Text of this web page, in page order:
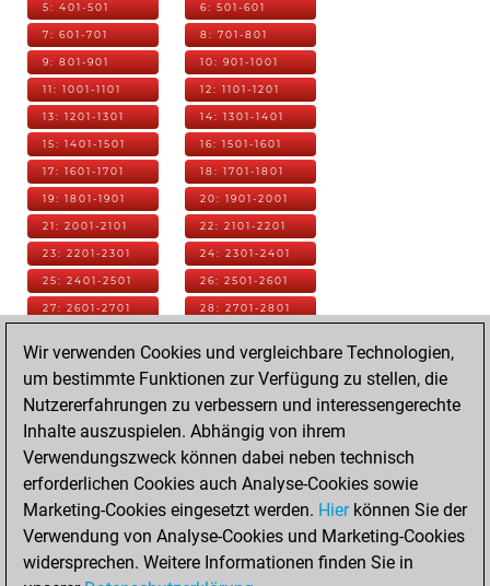
5: 401-501 6: 501-601
7: 601-701 8: 701-801
9: 801-901 10: 901-1001
11: 1001-1101 12: 1101-1201
13: 1201-1301 14: 1301-1401
15: 1401-1501 16: 1501-1601
17: 1601-1701 18: 1701-1801
19: 1801-1901 20: 1901-2001
21: 2001-2101 22: 2101-2201
23: 2201-2301 24: 2301-2401
25: 2401-2501 26: 2501-2601
27: 2601-2701 28: 2701-2801
31: 3001-3101 32: 3101-3201
38: 3701-3801
43: 4201-4301 44: 4301-4401
45: 4401-4501 46: 4501-4601
47: 4601-4701 48: 4701-4801
Wir verwenden Cookies und vergleichbare Technologien,
um bestimmte Funktionen zur Verfügung zu stellen, die
Nutzererfahrungen zu verbessern und interessengerechte
Inhalte auszuspielen. Abhängig von ihrem
Verwendungszweck können dabei neben technisch
erforderlichen Cookies auch Analyse-Cookies sowie
Marketing-Cookies eingesetzt werden. Hierkönnen Sie der
Verwendung von Analyse-Cookies und Marketing-Cookies
widersprechen. Weitere Informationen finden Sie in